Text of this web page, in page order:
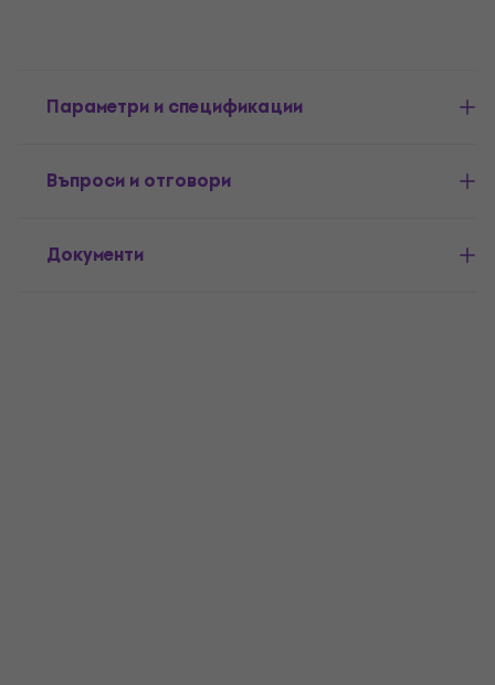
Параметри и спецификации
Въпроси и отговори
Документи